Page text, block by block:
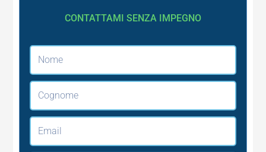
CONTATTAMI SENZA IMPEGNO
Nome
Cognome
Email